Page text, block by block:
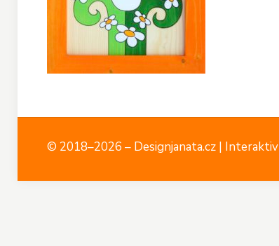
© 2018–2026 – Designjanata.cz |